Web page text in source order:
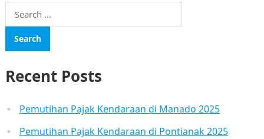
Search
for:
Recent Posts
Pemutihan Pajak Kendaraan di Manado 2025
Pemutihan Pajak Kendaraan di Pontianak 2025